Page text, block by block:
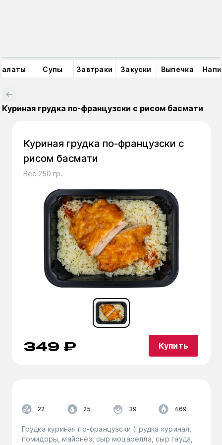
Супы Завтраки Закуски Выпечка
Куриная грудка по-французски с рисом басмати
Куриная грудка по-французски с
рисом басмати
Вес 250 гр.
22 25 39 469
Грудка куриная по-французски (грудка куриная,
помидоры, майонез, сыр моцарелла, сыр гауда,
349 ₽ Купить